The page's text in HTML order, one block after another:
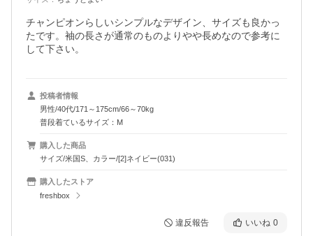
チャンピオンらしいシンプルなデザイン、サイズも良かっ
たです。袖の長さが通常のものよりやや長めなので参考に
して下さい。
投稿者情報
男性/40代/171～175cm/66～70kg
普段着ているサイズ：M
購入した商品
サイズ/米国S、カラー/[2]ネイビー(031)
購入したストア
freshbox
違反報告 いいね 0